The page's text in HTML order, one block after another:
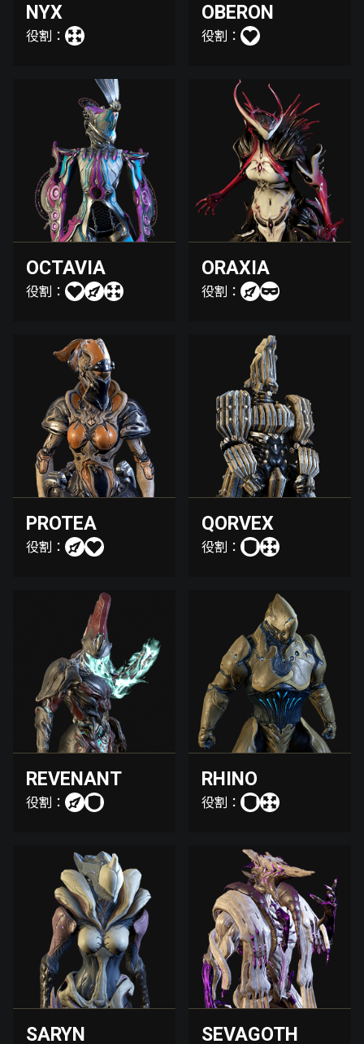
NYX
役割：
OBERON
役割：
OCTAVIA
役割：
ORAXIA
役割：
PROTEA
役割：
QORVEX
役割：
REVENANT
役割：
RHINO
役割：
SARYN SEVAGOTH